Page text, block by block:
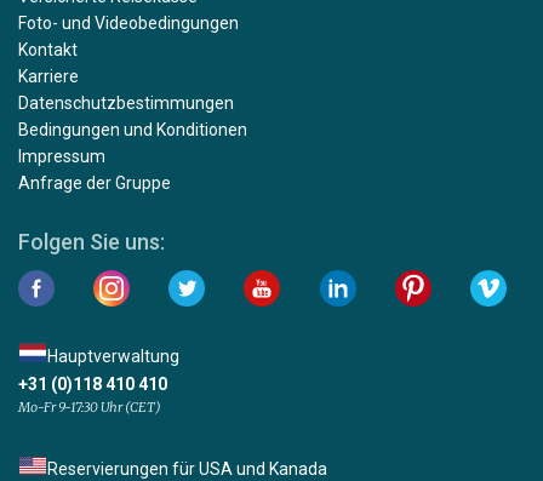
Foto- und Videobedingungen
Kontakt
Karriere
Datenschutzbestimmungen
Bedingungen und Konditionen
Impressum
Anfrage der Gruppe
Folgen Sie uns:
Hauptverwaltung
+31 (0)118 410 410
Mo-Fr 9-17:30 Uhr (CET)
Reservierungen für USA und Kanada